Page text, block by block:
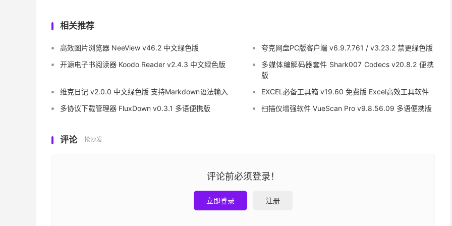
相关推荐
高效图片浏览器 NeeView v46.2 中文绿色版
夸克网盘PC版客户端 v6.9.7.761 / v3.23.2 禁更绿色版
开源电子书阅读器 Koodo Reader v2.4.3 中文绿色版
多媒体编解码器套件 Shark007 Codecs v20.8.2 便携
版
维克日记 v2.0.0 中文绿色版 支持Markdown语法输入
EXCEL必备工具箱 v19.60 免费版 Excel高效工具软件
多协议下载管理器 FluxDown v0.3.1 多语便携版
扫描仪增强软件 VueScan Pro v9.8.56.09 多语便携版
评论 抢沙发
评论前必须登录！
立即登录 注册